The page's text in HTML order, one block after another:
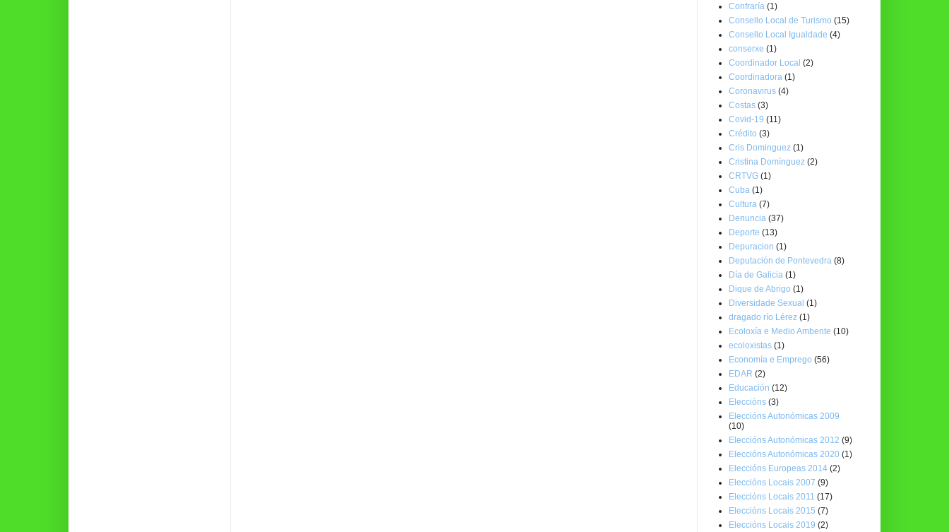
Confraría (1)
Consello Local de Turismo (15)
Consello Local Igualdade (4)
conserxe (1)
Coordinador Local (2)
Coordinadora (1)
Coronavirus (4)
Costas (3)
Covid-19 (11)
Crédito (3)
Cris Dominguez (1)
Cristina Domínguez (2)
CRTVG (1)
Cuba (1)
Cultura (7)
Denuncia (37)
Deporte (13)
Depuracion (1)
Deputación de Pontevedra (8)
Día de Galicia (1)
Dique de Abrigo (1)
Diversidade Sexual (1)
dragado río Lérez (1)
Ecoloxía e Medio Ambente (10)
ecoloxistas (1)
Economía e Emprego (56)
EDAR (2)
Educación (12)
Eleccións (3)
Eleccións Autonómicas 2009
(10)
Eleccións Autonómicas 2012 (9)
Eleccións Autonómicas 2020 (1)
Eleccións Europeas 2014 (2)
Eleccións Locais 2007 (9)
Eleccións Locais 2011 (17)
Eleccións Locais 2015 (7)
Eleccións Locais 2019 (2)